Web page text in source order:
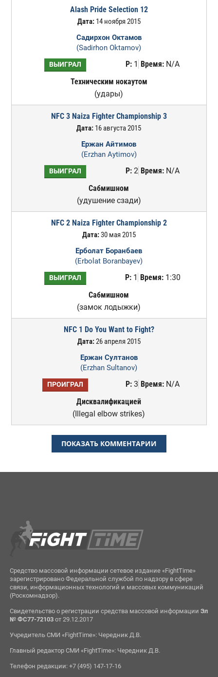
Alash Pride Selection 12
Дата:14 ноября 2015
Садирхон Октамов
(Sadirhon Oktamov)
ВЫИГРАЛ Р: 1 Время: N/A
Техническим нокаутом
(удары)
NFC 3 Naiza Fighter Championship 3
Дата: 16 августа 2015
Ержан Айтимов
(Erzhan Aytimov)
ВЫИГРАЛ Р: 2 Время: N/A
Сабмишном
(удушение сзади)
NFC 2 Naiza Fighter Championship 2
Дата:30 мая 2015
Ерболат Боранбаев
(Erbolat Boranbayev)
ВЫИГРАЛ Р:1 Время:1:30
Сабмишном
(замок лодыжки)
NFC 1 Do You Want to Fight?
Дата:26 апреля 2015
Ержан Султанов
(Erzhan Sultanov)
ПРОИГРАЛ Р: 3 Время: N/A
Дисквалификацией
(Illegal elbow strikes)
ПОКАЗАТЬ КОММЕНТАРИИ
Средство массовой информации сетевое издание «FightTime»
зарегистрировано Федеральной службой по надзору в сфере
связи, информационных технологий и массовых коммуникаций
(Роскомнадзор).
Свидетельство о регистрации средства массовой информации Эл
№ ФС77-72103от 29.12.2017
Учредитель СМИ «FightTime»: Чередник Д.В.
Главный редактор СМИ «FightTime»: Чередник Д.В.
Телефон редакции: +7 (495) 147-17-16